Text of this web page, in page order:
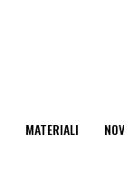
MATERIALI